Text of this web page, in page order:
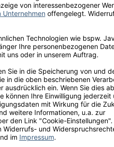
Erhalten Sie eine
Lieferung ab 75 €